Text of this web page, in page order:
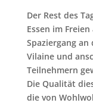
Der Rest des
Essen im
Spaziergang an
Vilaine und
Teilnehmern
Die Qualität
die von